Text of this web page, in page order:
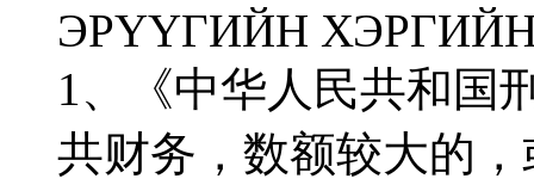
ЭРҮҮГИЙН
1、《中华人民共和国
共财务，数额较大的